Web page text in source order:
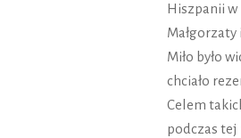
Hiszpanii w
Miło było
chciało
Celem
podczas tej